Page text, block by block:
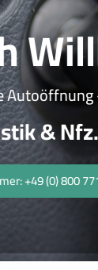
&
+49 (0) 800